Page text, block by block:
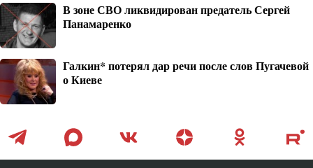
В зоне СВО ликвидирован предатель Сергей
Панамаренко
Галкин* потерял дар речи после слов Пугачевой
о Киеве